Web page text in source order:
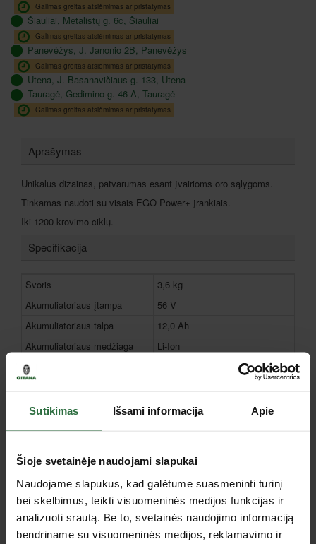
Sutikimas Išsami informacija Apie
Šioje svetainėje naudojami slapukai
Naudojame slapukus, kad galėtume suasmeninti turinį
bei skelbimus, teikti visuomeninės medijos funkcijas ir
analizuoti srautą. Be to, svetainės naudojimo informaciją
bendriname su visuomeninės medijos, reklamavimo ir
Galimas greitas atsiėmimas ar pristatymas
Šiauliai, Metalistų g. 6c, Šiauliai
Galimas greitas atsiėmimas ar pristatymas
Panevėžys, J. Janonio 2B, Panevėžys
Galimas greitas atsiėmimas ar pristatymas
Utena, J. Basanavičiaus g. 133, Utena
Tauragė, Gedimino g. 46 A, Tauragė
Galimas greitas atsiėmimas ar pristatymas
Aprašymas
Unikalus dizainas, patvarumas esant įvairioms oro sąlygoms.
Tinkamas naudoti su visais EGO Power+ įrankiais.
Iki 1200 krovimo ciklų.
Specifikacija
Svoris
3,6 kg
Akumuliatoriaus įtampa
56 V
Akumuliatoriaus talpa
12,0 Ah
Akumuliatoriaus medžiaga
Li-Ion
Įkrovimo laikas
230 min. (CH2100E), 90 min.
asmenims, mėn.
24
DUK